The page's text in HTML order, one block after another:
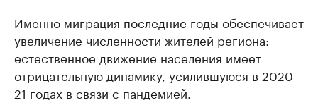
Именно миграция последние годы обеспечивает
увеличение численности жителей региона:
естественное движение населения имеет
отрицательную динамику, усилившуюся в 2020-
21 годах в связи с пандемией.